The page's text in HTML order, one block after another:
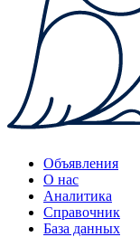
Объявления
О нас
Аналитика
Справочник
База данных